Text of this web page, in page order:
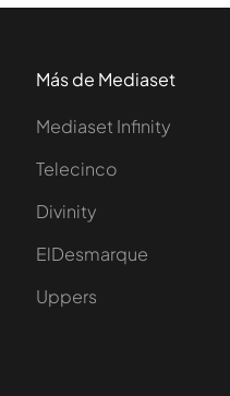
Más de Mediaset
Mediaset Infinity
Telecinco
Divinity
ElDesmarque
Uppers